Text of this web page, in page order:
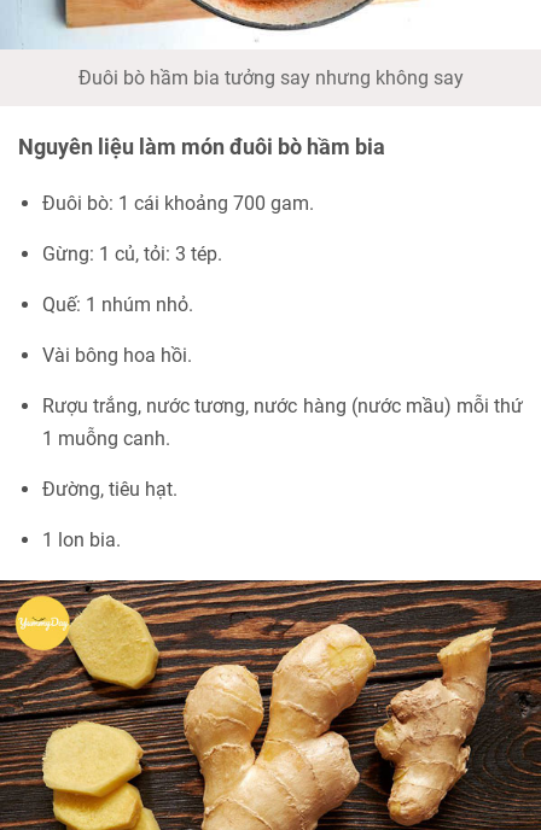
Đuôi bò hầm bia tưởng say nhưng không say
Nguyên liệu làm món đuôi bò hầm bia
Đuôi bò: 1 cái khoảng 700 gam.
Gừng: 1 củ, tỏi: 3 tép.
Quế: 1 nhúm nhỏ.
Vài bông hoa hồi.
Rượu trắng, nước tương, nước hàng (nước mầu) mỗi thứ
1 muỗng canh.
Đường, tiêu hạt.
1 lon bia.